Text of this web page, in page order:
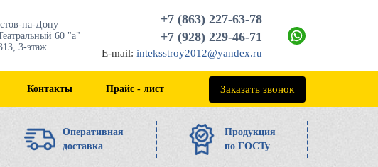
на-Дону
60 "а"
3-этаж
+7 (863) 227-63-78
+7 (928) 229-46-71
E-mail: inteksstroy2012@yandex.ru
Контакты Прайс - лист +7 (863) 227-63-78
Заказать звонок
Оперативная
доставка
Продукция
по ГОСТу